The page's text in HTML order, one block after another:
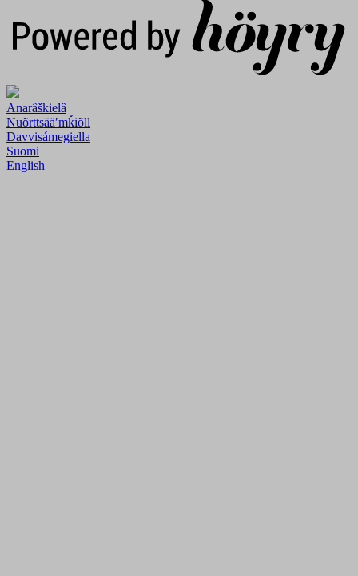
Anarâškielâ
Nuõrttsääʹmǩiõll
Davvisámegiella
Suomi
English